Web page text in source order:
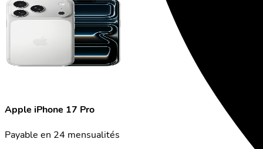
Apple iPhone 17 Pro
Payable en 24 mensualités